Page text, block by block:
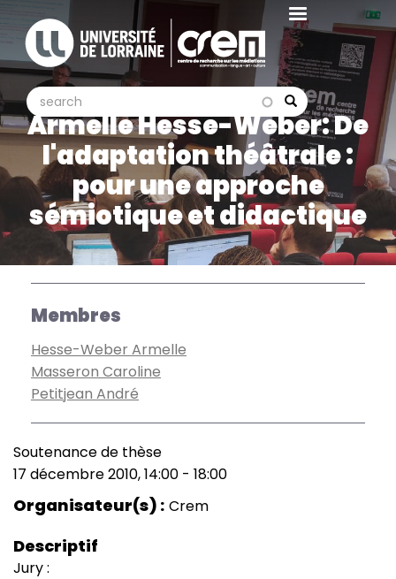
Aller
contenu
principal
Search
search search
Armelle Hesse-Weber: De
l'adaptation théâtrale :
pour une approche
sémiotique et didactique
Membres
Hesse-Weber Armelle
Masseron Caroline
Petitjean André
Type
de
manifestation
Soutenance de thèse
Date
(smart)
17 décembre 2010, 14:00 - 18:00
Organisateur(s) Crem
Descriptif
Jury :